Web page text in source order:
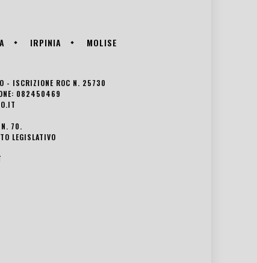
IRPINIA MOLISE
- ISCRIZIONE ROC N. 25730
082450469
N. 70.
LEGISLATIVO